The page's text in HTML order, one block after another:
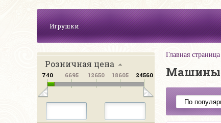
Игрушки
Розничная цена
740 6695 12650 18605 24560
Главная страница
Машины